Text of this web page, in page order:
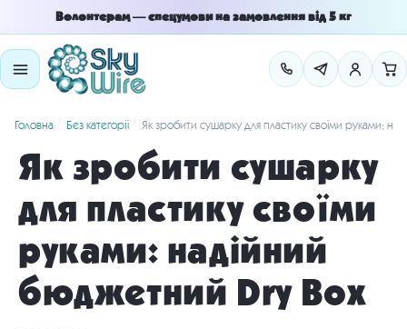
to
navigation
to
content
Волонтерам — спецумови на замовлення від 5 кг
Головна / Без категорії / Як зробити сушарку для пластику своїми руками:
Як зробити сушарку
для пластику своїми
руками: надійний
бюджетний Dry Box